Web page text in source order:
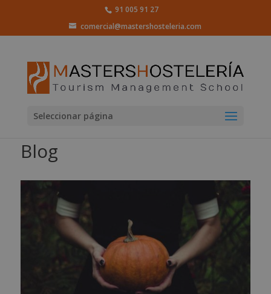
91 005 91 27
comercial@mastershosteleria.com
Seleccionar página
Blog